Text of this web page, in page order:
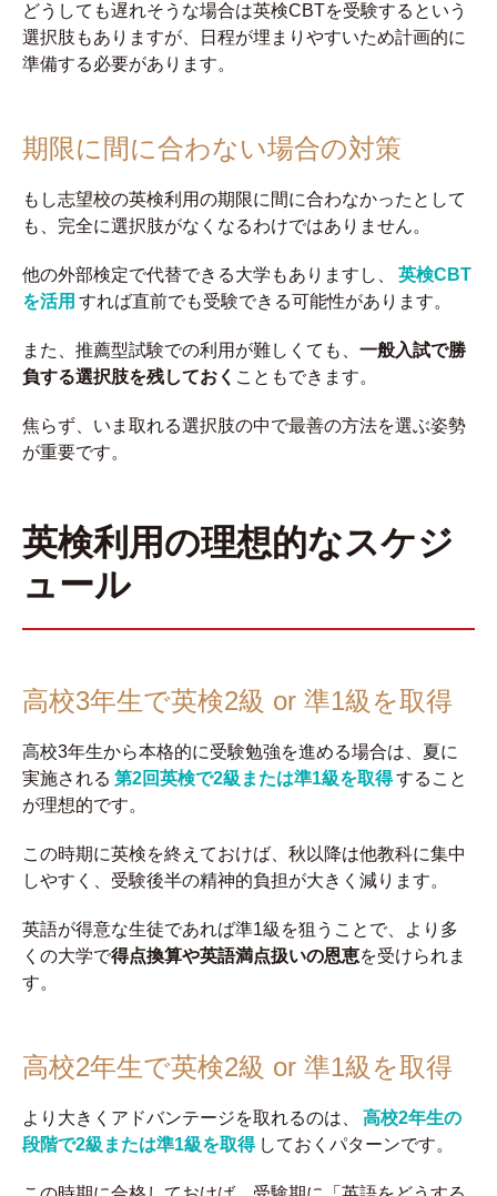
どうしても遅れそうな場合は英検CBTを受験するという
選択肢もありますが、日程が埋まりやすいため計画的に
準備する必要があります。
期限に間に合わない場合の対策
もし志望校の英検利用の期限に間に合わなかったとして
も、完全に選択肢がなくなるわけではありません。
他の外部検定で代替できる大学もありますし、
英検CBT
を活用 すれば直前でも受験できる可能性があります。
また、推薦型試験での利用が難しくても、 一般入試で勝
負する選択肢を残しておく こともできます。
焦らず、いま取れる選択肢の中で最善の方法を選ぶ姿勢
が重要です。
英検利用の理想的なスケジ
ュール
高校3年生で英検2級 or 準1級を取得
高校3年生から本格的に受験勉強を進める場合は、夏に
実施される 第2回英検で2級または準1級を取得すること
が理想的です。
この時期に英検を終えておけば、秋以降は他教科に集中
しやすく、受験後半の精神的負担が大きく減ります。
英語が得意な生徒であれば準1級を狙うことで、より多
くの大学で得点換算や英語満点扱いの恩恵を受けられま
す。
高校2年生で英検2級 or 準1級を取得
より大きくアドバンテージを取れるのは、
高校2年生の
段階で2級または準1級を取得 しておくパターンです。